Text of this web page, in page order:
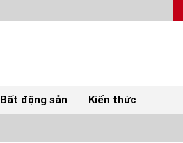
Bất động sản Kiến thức